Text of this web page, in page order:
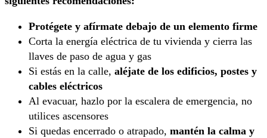
Protégete y afírmate debajo de un elemento firme
Corta la energía eléctrica de tu vivienda y cierra las
llaves de paso de agua y gas
Si estás en la calle, aléjate de los edificios, postes y
cables eléctricos
Al evacuar, hazlo por la escalera de emergencia, no
utilices ascensores
Si quedas encerrado o atrapado, mantén la calma y